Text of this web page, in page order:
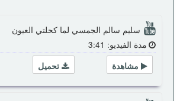
سليم سالم الجمسي لما كحلتي العيون
مدة الفيديو: 3:41
تحميل
مشاهدة